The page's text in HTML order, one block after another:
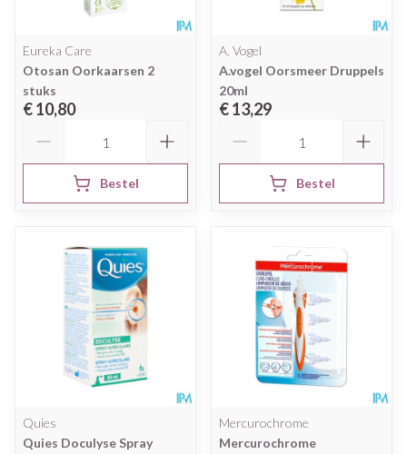
Eureka Care
Otosan Oorkaarsen 2
stuks
€ 10,80
Bestel
A. Vogel
A.vogel Oorsmeer Druppels
20ml
€ 13,29
Bestel
Quies
Quies Doculyse Spray
Mercurochrome
Mercurochrome